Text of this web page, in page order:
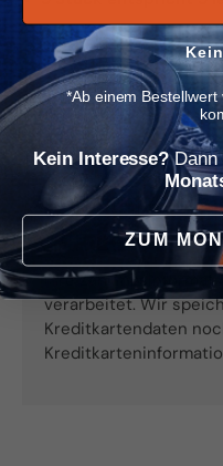
Zahlung &
Bezahlmethoden
Ihre
verarbeitet. Wir
Kreditkartendaten
*Ab einem
Kein Interesse?Dann
ZUM